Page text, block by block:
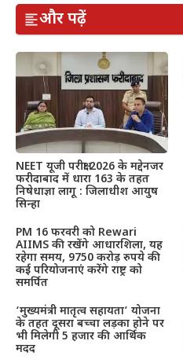
और पढ़ें
NEET यूजी परीक्षा 2026 के मद्देनजर
फरीदाबाद में धारा 163 के तहत
निषेधाज्ञा लागू : जिलाधीश आयुष
सिन्हा
PM 16 फरवरी को Rewari
AIIMS की रखेंगे आधारशिला, यह
रहेगा समय, 9750 करोड़ रुपये की
कई परियोजनाएं करेंगे राष्ट्र को
समर्पित
‘मुख्यमंत्री मातृत्व सहायता’ योजना
के तहत दूसरा बच्चा लड़का होने पर
भी मिलेगी 5 हजार की आर्थिक
मदद